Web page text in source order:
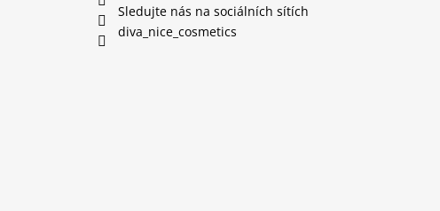
Sledujte nás na sociálních sítích
diva_nice_cosmetics